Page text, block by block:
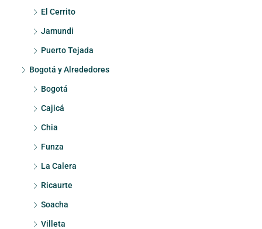
El Cerrito
Jamundi
Puerto Tejada
Bogotá y Alrededores
Bogotá
Cajicá
Chia
Funza
La Calera
Ricaurte
Soacha
Villeta